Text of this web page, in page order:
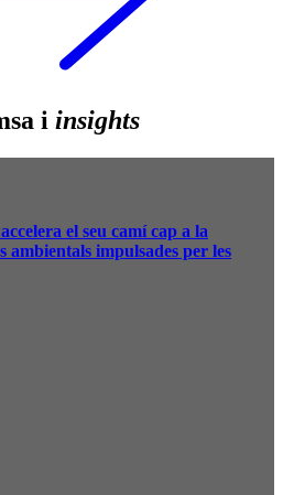
i insights
el seu camí cap a la
ambientals impulsades per les